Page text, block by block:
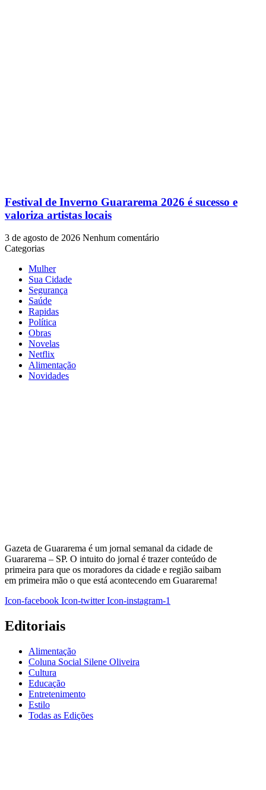
Festival de Inverno Guararema 2026 é sucesso e
valoriza artistas locais
3 de agosto de 2026 Nenhum comentário
Categorias
Mulher
Sua Cidade
Segurança
Saúde
Rapidas
Política
Obras
Novelas
Netflix
Alimentação
Novidades
Gazeta de Guararema é um jornal semanal da cidade de
Guararema – SP. O intuito do jornal é trazer conteúdo de
primeira para que os moradores da cidade e região saibam
em primeira mão o que está acontecendo em Guararema!
Icon-facebook Icon-twitter Icon-instagram-1
Editoriais
Alimentação
Coluna Social Silene Oliveira
Cultura
Educação
Entretenimento
Estilo
Todas as Edições